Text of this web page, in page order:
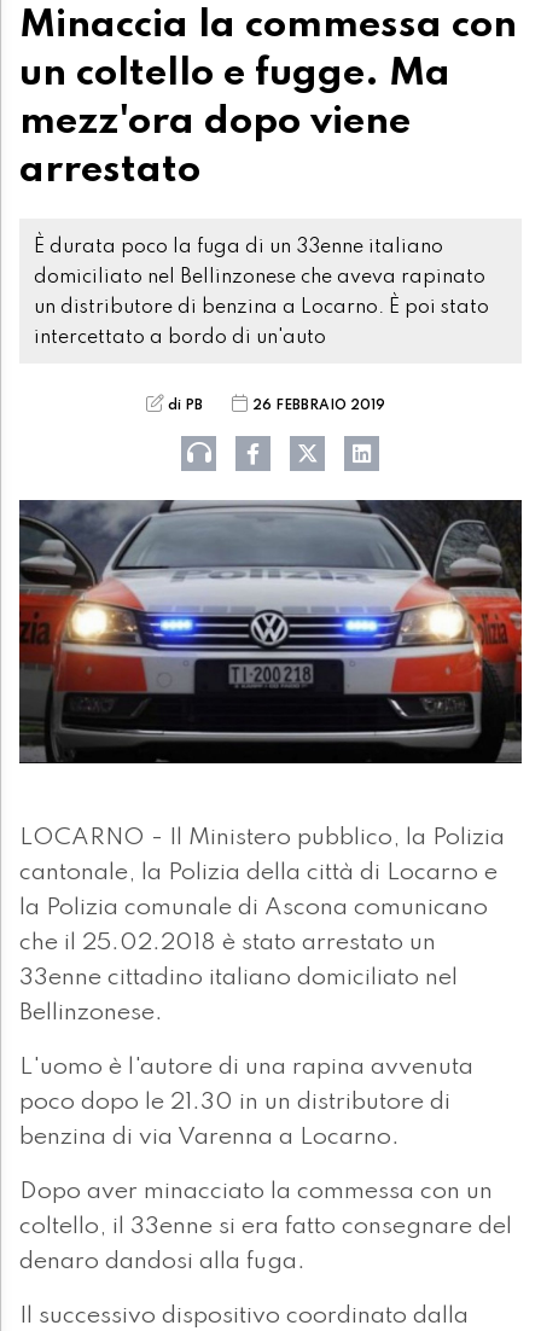
Minaccia la commessa con
un coltello e fugge. Ma
mezz'ora dopo viene
arrestato
È durata poco la fuga di un 33enne italiano
domiciliato nel Bellinzonese che aveva rapinato
un distributore di benzina a Locarno. È poi stato
intercettato a bordo di un'auto
di PB 26 FEBBRAIO 2019
LOCARNO - Il Ministero pubblico, la Polizia
cantonale, la Polizia della città di Locarno e
la Polizia comunale di Ascona comunicano
che il 25.02.2018 è stato arrestato un
33enne cittadino italiano domiciliato nel
Bellinzonese.
L'uomo è l'autore di una rapina avvenuta
poco dopo le 21.30 in un distributore di
benzina di via Varenna a Locarno.
Dopo aver minacciato la commessa con un
coltello, il 33enne si era fatto consegnare del
denaro dandosi alla fuga.
Il successivo dispositivo coordinato dalla